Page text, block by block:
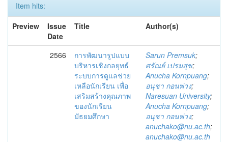
Item hits:
Preview
Issue
Date
Title Author(s)
2566
การพัฒนารูปแบบ
บริหารเชิงกลยุทธ์
ระบบการดูแลช่วย
เหลือนักเรียน เพื่อ
เสริมสร้างคุณภาพ
ของนักเรียน
มัธยมศึกษา
Sarun Premsuk;
ศรัณย์ เปรมสุข;
Anucha Kornpuang;
อนุชา กอนพ่วง;
Naresuan University;
Anucha Kornpuang;
อนุชา กอนพ่วง;
anuchako@nu.ac.th;
anuchako@nu.ac.th